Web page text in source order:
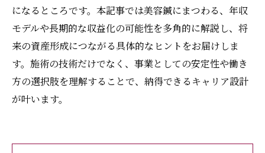
になるところです。本記事では美容鍼にまつわる、年収
モデルや長期的な収益化の可能性を多角的に解説し、将
来の資産形成につながる具体的なヒントをお届けしま
す。施術の技術だけでなく、事業としての安定性や働き
方の選択肢を理解することで、納得できるキャリア設計
が叶います。